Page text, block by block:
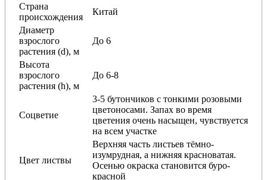
Страна
происхождения
Китай
Диаметр
взрослого
растения (d), м
До 6
Высота
взрослого
растения (h), м
До 6-8
Соцветие
3-5 бутончиков с тонкими розовыми
цветоносами. Запах во время
цветения очень насыщен, чувствуется
на всем участке
Цвет листвы
Верхняя часть листьев тёмно-
изумрудная, а нижняя красноватая.
Осенью окраска становится буро-
красной